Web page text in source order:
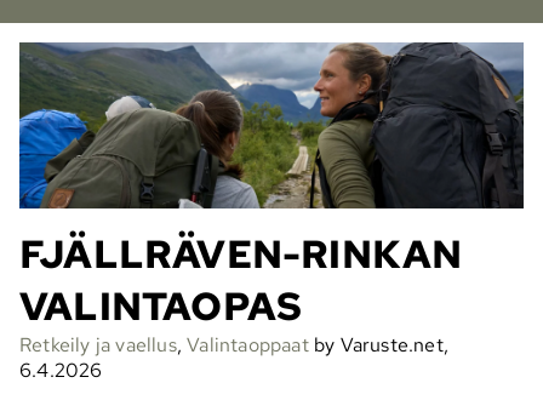
FJÄLLRÄVEN-RINKAN
VALINTAOPAS
Retkeily ja vaellus,Valintaoppaatby Varuste.net,
6.4.2026